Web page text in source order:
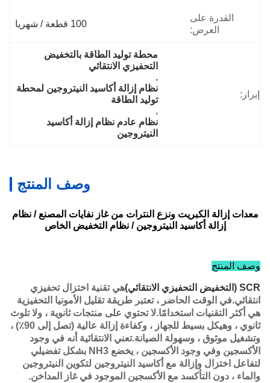
القدرة على
العرض:
100 قطعة / شهريا
إبراز:
محطة توليد الطاقة بالتخفيض
التحفيزي الانتقائي
,
نظام إزالة أكاسيد النيتروجين لمحطة
توليد الطاقة
,
نظام عادم نظام إزالة أكاسيد
النيتروجين
وصف المنتج
معدات إزالة الكبريت ونزع النترات من غاز نفايات المصنع / نظام
إزالة أكاسيد النيتروجين / نظام التخفيض الخاص
وصف المنتج
SCR (التخفيض التحفيزي الانتقائي)
هي تقنية اختزال تحفيزي
انتقائي.في الوقت الحاضر ، تعتبر طريقة تقليل الأمونيا التحفيزية
هي أكثر التقنيات استخدامًا.لا تحتوي على منتجات ثانوية ، ولا تلوث
ثانوي ، وهيكل بسيط للجهاز ، وكفاءة إزالة عالية (تصل إلى 90٪) ،
وتشغيل موثوق ، وسهولة الصيانة.تعني الانتقائية أنه في وجود
الأكسجين وفي وجود الأكسجين ، يخضع NH3 بشكل تفضيلي
لتفاعل اختزال وإزالة مع أكاسيد النيتروجين لتكوين النيتروجين
والماء ، دون التأكسد مع الأكسجين الموجود في غاز المداخن.